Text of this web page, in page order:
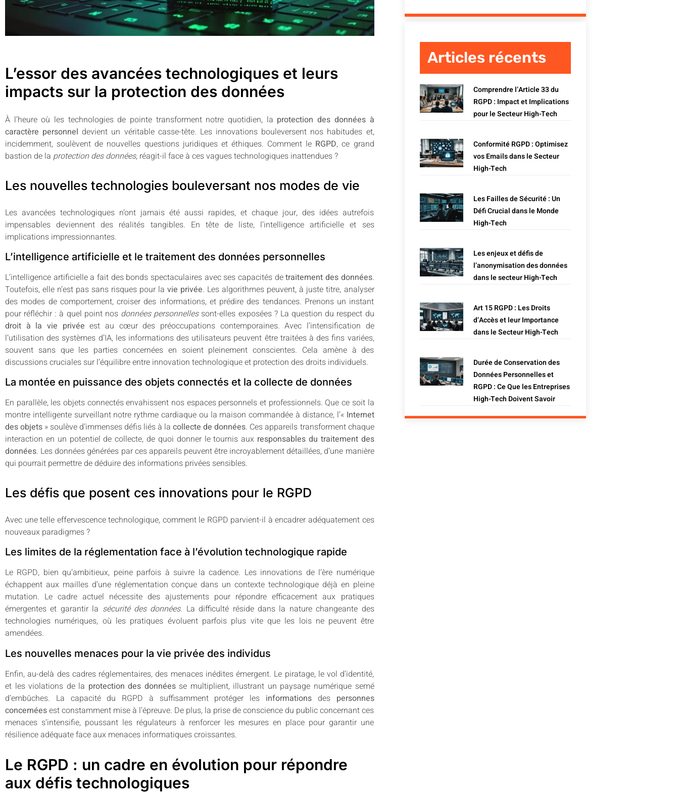
L’essor des avancées technologiques et leurs
impacts sur la protection des données
À l’heure où les technologies de pointe transforment notre quotidien, la protection des données à
caractère personnel devient un véritable casse-tête. Les innovations bouleversent nos habitudes et,
incidemment, soulèvent de nouvelles questions juridiques et éthiques. Comment le RGPD, ce grand
bastion de la protection des données, réagit-il face à ces vagues technologiques inattendues ?
Les nouvelles technologies bouleversant nos modes de vie
Les avancées technologiques n’ont jamais été aussi rapides, et chaque jour, des idées autrefois
impensables deviennent des réalités tangibles. En tête de liste, l’intelligence artificielle et ses
implications impressionnantes.
L’intelligence artificielle et le traitement des données personnelles
L’intelligence artificielle a fait des bonds spectaculaires avec ses capacités detraitement des données.
Toutefois, elle n’est pas sans risques pour lavie privée. Les algorithmes peuvent, à juste titre, analyser
des modes de comportement, croiser des informations, et prédire des tendances. Prenons un instant
pour réfléchir : à quel point nos données personnellessont-elles exposées ? La question du respect du
droit à la vie privée est au cœur des préoccupations contemporaines. Avec l’intensification de
l’utilisation des systèmes d’IA, les informations des utilisateurs peuvent être traitées à des fins variées,
souvent sans que les parties concernées en soient pleinement conscientes. Cela amène à des
discussions cruciales sur l’équilibre entre innovation technologique et protection des droits individuels.
La montée en puissance des objets connectés et la collecte de données
En parallèle, les objets connectés envahissent nos espaces personnels et professionnels. Que ce soit la
montre intelligente surveillant notre rythme cardiaque ou la maison commandée à distance, l’« Internet
des objets » soulève d’immenses défis liés à lacollecte de données. Ces appareils transforment chaque
interaction en un potentiel de collecte, de quoi donner le tournis aux responsables du traitement des
données. Les données générées par ces appareils peuvent être incroyablement détaillées, d’une manière
qui pourrait permettre de déduire des informations privées sensibles.
Les défis que posent ces innovations pour le RGPD
Avec une telle effervescence technologique, comment le RGPD parvient-il à encadrer adéquatement ces
nouveaux paradigmes ?
Les limites de la réglementation face à l’évolution technologique rapide
Le RGPD, bien qu’ambitieux, peine parfois à suivre la cadence. Les innovations de l’ère numérique
échappent aux mailles d’une réglementation conçue dans un contexte technologique déjà en pleine
mutation. Le cadre actuel nécessite des ajustements pour répondre efficacement aux pratiques
émergentes et garantir la sécurité des données. La difficulté réside dans la nature changeante des
technologies numériques, où les pratiques évoluent parfois plus vite que les lois ne peuvent être
amendées.
Les nouvelles menaces pour la vie privée des individus
Enfin, au-delà des cadres réglementaires, des menaces inédites émergent. Le piratage, le vol d’identité,
et les violations de la protection des donnéesse multiplient, illustrant un paysage numérique semé
d’embûches. La capacité du RGPD à suffisamment protéger les informationsdes personnes
concernéesest constamment mise à l’épreuve. De plus, la prise de conscience du public concernant ces
menaces s’intensifie, poussant les régulateurs à renforcer les mesures en place pour garantir une
résilience adéquate face aux menaces informatiques croissantes.
Le RGPD : un cadre en évolution pour répondre
aux défis technologiques
Articles récents
Comprendre l’Article 33 du
RGPD : Impact et Implications
pour le Secteur High-Tech
Conformité RGPD : Optimisez
vos Emails dans le Secteur
High-Tech
Les Failles de Sécurité : Un
Défi Crucial dans le Monde
High-Tech
Les enjeux et défis de
l’anonymisation des données
dans le secteur High-Tech
Art 15 RGPD : Les Droits
d’Accès et leur Importance
dans le Secteur High-Tech
Durée de Conservation des
Données Personnelles et
RGPD : Ce Que les Entreprises
High-Tech Doivent Savoir